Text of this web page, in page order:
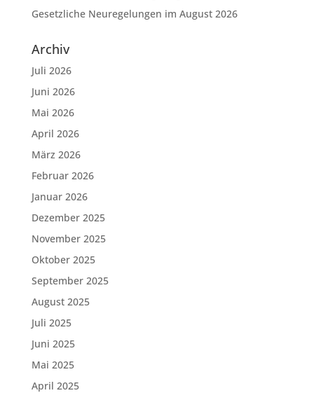
Gesetzliche Neuregelungen im August 2026
Archiv
Juli 2026
Juni 2026
Mai 2026
April 2026
März 2026
Februar 2026
Januar 2026
Dezember 2025
November 2025
Oktober 2025
September 2025
August 2025
Juli 2025
Juni 2025
Mai 2025
April 2025